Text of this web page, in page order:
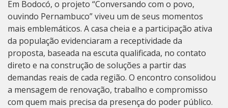
Em Bodocó, o projeto “Conversando com o povo,
ouvindo Pernambuco” viveu um de seus momentos
mais emblemáticos. A casa cheia e a participação ativa
da população evidenciaram a receptividade da
proposta, baseada na escuta qualificada, no contato
direto e na construção de soluções a partir das
demandas reais de cada região. O encontro consolidou
a mensagem de renovação, trabalho e compromisso
com quem mais precisa da presença do poder público.